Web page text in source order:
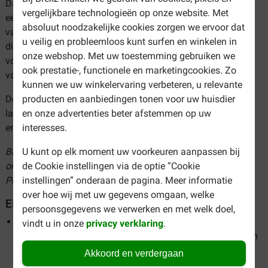
vergelijkbare technologieën op onze website. Met
absoluut noodzakelijke cookies zorgen we ervoor dat
u veilig en probleemloos kunt surfen en winkelen in
onze webshop. Met uw toestemming gebruiken we
ook prestatie-, functionele en marketingcookies. Zo
kunnen we uw winkelervaring verbeteren, u relevante
producten en aanbiedingen tonen voor uw huisdier
en onze advertenties beter afstemmen op uw
interesses.
U kunt op elk moment uw voorkeuren aanpassen bij
de Cookie instellingen via de optie “Cookie
instellingen” onderaan de pagina. Meer informatie
over hoe wij met uw gegevens omgaan, welke
persoonsgegevens we verwerken en met welk doel,
vindt u in onzeprivacy verklaring.
Akkoord en verdergaan
Daarnaast is vet ook nog eens een grote smaakmaker en
een bron van vitamine A, D, E en K. De schapenvetbonbons
van BF Petfood zijn een bron van omega 3, 6 en 9 vetzuren,
die ondersteuning bieden aan onder andere de
voedselopname, de vertering, darmflora, eetlust, huid en
vacht en de gewrichten van uw hond.
De snacks van BF Petfood hebben een GROEN-garantie
label. Het GROEN-garantie label staat voor een puur, veilig
en gezond eindproduct, zonder chemische toevoegingen.
Bij Brekz kunt u de beste hondensnacks snel en eenvoudig
online bestellen. Bekijk ons assortiment en bestel BF
Petfood hondensnacks tegen de scherpste prijzen!
Eigenschappen BF Petfood hondensnacks
De snacks bevatten natuurlijke ingrediënten, zonder
kunstmatige toevoegingen. Zo weet u dat uw hond alleen